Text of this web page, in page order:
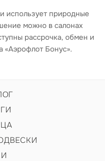
использует природные
можно в салонах
рассрочка, обмен и
«Аэрофлот Бонус».